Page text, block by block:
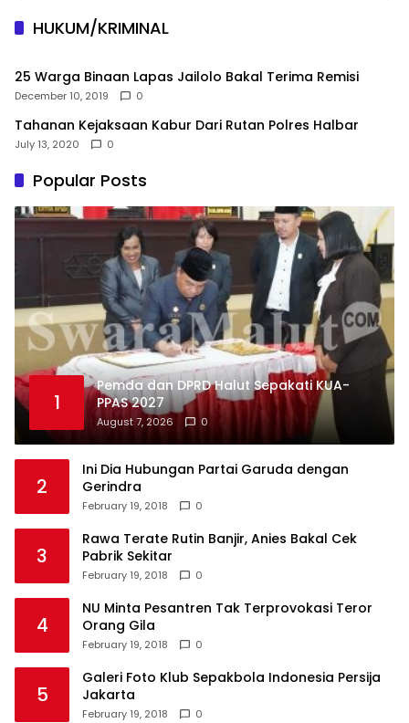
HUKUM/KRIMINAL
25 Warga Binaan Lapas Jailolo Bakal Terima Remisi
December 10, 2019 0
Tahanan Kejaksaan Kabur Dari Rutan Polres Halbar
July 13, 2020 0
Popular Posts
1
Pemda dan DPRD Halut Sepakati KUA-
PPAS 2027
August 7, 2026 0
2
Ini Dia Hubungan Partai Garuda dengan
Gerindra
February 19, 2018 0
3
Rawa Terate Rutin Banjir, Anies Bakal Cek
Pabrik Sekitar
February 19, 2018 0
4
NU Minta Pesantren Tak Terprovokasi Teror
Orang Gila
February 19, 2018 0
5
Galeri Foto Klub Sepakbola Indonesia Persija
Jakarta
February 19, 2018 0